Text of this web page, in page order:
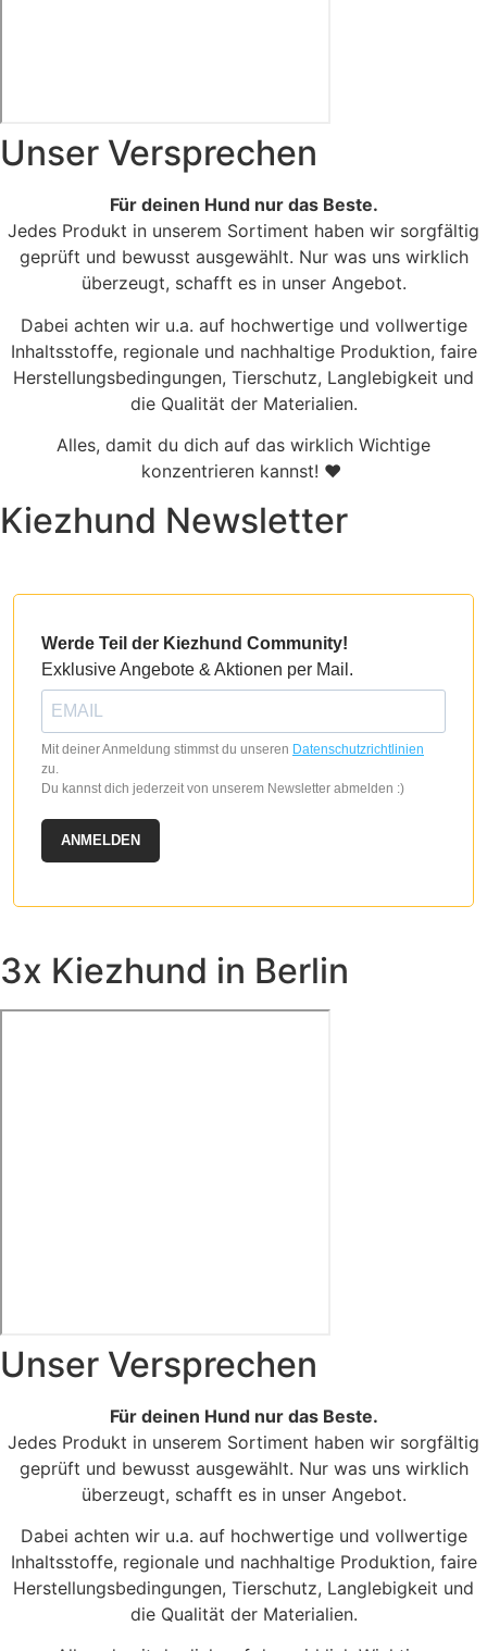
Kirchstraße - Moabit
Unser Versprechen
Für deinen Hund nur das Beste.
Jedes Produkt in unserem Sortiment haben wir sorgfältig
geprüft und bewusst ausgewählt. Nur was uns wirklich
überzeugt, schafft es in unser Angebot.
Dabei achten wir u.a. auf hochwertige und vollwertige
Inhaltsstoffe, regionale und nachhaltige Produktion, faire
Herstellungsbedingungen, Tierschutz, Langlebigkeit und
die Qualität der Materialien.
Alles, damit du dich auf das wirklich Wichtige
konzentrieren kannst! ♥
Kiezhund Newsletter
Werde Teil der Kiezhund Community!
Exklusive Angebote & Aktionen per Mail.
Mit deiner Anmeldung stimmst du unseren Datenschutzrichtlinien
zu.
Du kannst dich jederzeit von unserem Newsletter abmelden :)
ANMELDEN
3x Kiezhund in Berlin
Kirchstraße - Moabit
Unser Versprechen
Für deinen Hund nur das Beste.
Jedes Produkt in unserem Sortiment haben wir sorgfältig
geprüft und bewusst ausgewählt. Nur was uns wirklich
überzeugt, schafft es in unser Angebot.
Dabei achten wir u.a. auf hochwertige und vollwertige
Inhaltsstoffe, regionale und nachhaltige Produktion, faire
Herstellungsbedingungen, Tierschutz, Langlebigkeit und
die Qualität der Materialien.